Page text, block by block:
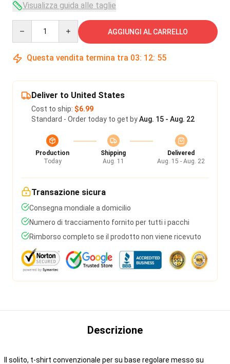
Visualizza guida alle taglie
AGGIUNGI AL CARRELLO
Questa vendita termina tra 03: 12: 54
Deliver to United States
Cost to ship: $6.99
Standard - Order today to get byAug. 15 - Aug. 22
Production
Today
Shipping
Aug. 11
Delivered
Aug. 15 - Aug. 22
Transazione sicura
Consegna mondiale a domicilio
Numero di tracciamento fornito per tutti i pacchi
Rimborso completo se il prodotto non viene ricevuto
Descrizione
Il solito, t-shirt convenzionale per su base regolare messo su